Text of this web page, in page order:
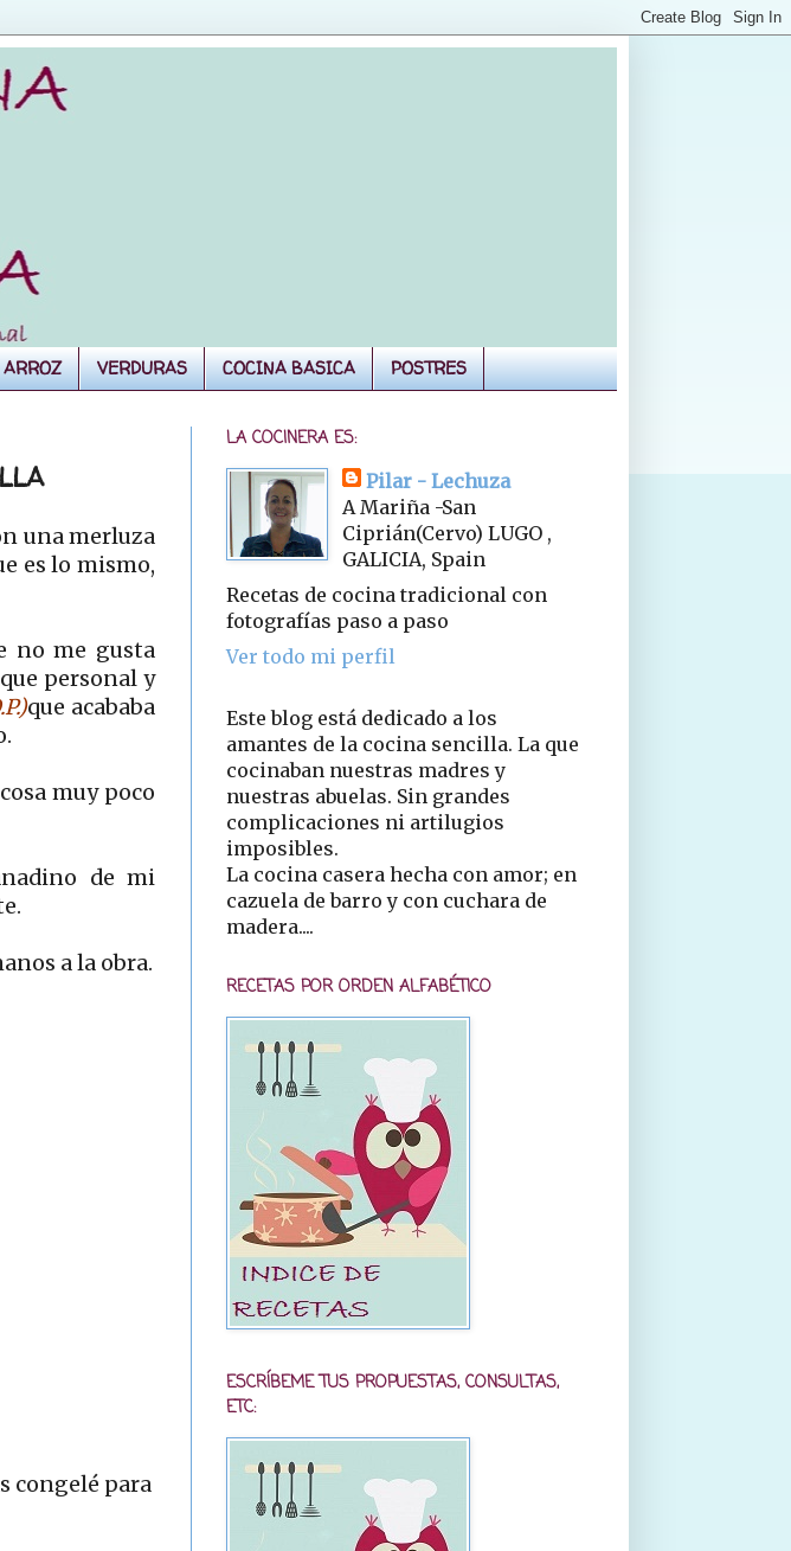
ARROZ VERDURAS COCINA BASICA POSTRES
una merluza
es lo mismo,
no me gusta
personal y
que acababa
muy poco
de mi
a la obra.
congelé para
LA COCINERA ES:
Pilar - Lechuza
A Mariña -San
Ciprián(Cervo) LUGO ,
GALICIA, Spain
Recetas de cocina tradicional con
fotografías paso a paso
Ver todo mi perfil
Este blog está dedicado a los
amantes de la cocina sencilla. La que
cocinaban nuestras madres y
nuestras abuelas. Sin grandes
complicaciones ni artilugios
imposibles.
La cocina casera hecha con amor; en
cazuela de barro y con cuchara de
madera....
RECETAS POR ORDEN ALFABÉTICO
ESCRÍBEME TUS PROPUESTAS, CONSULTAS,
ETC: